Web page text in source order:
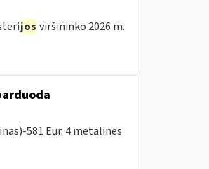
jos viršininko 2026 m.
581 Eur. 4 metalines